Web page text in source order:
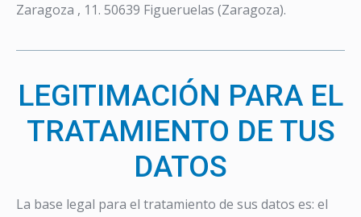
Zaragoza , 11. 50639 Figueruelas (Zaragoza).
LEGITIMACIÓN PARA EL
TRATAMIENTO DE TUS
DATOS
La base legal para el tratamiento de sus datos es: el